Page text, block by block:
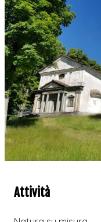
Attività